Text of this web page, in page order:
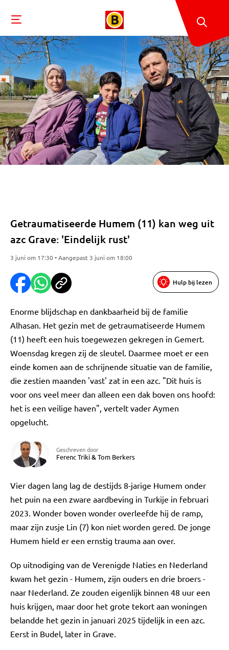
Getraumatiseerde Humem (11) kan weg uit
azc Grave: 'Eindelijk rust'
3 juni om 17:30 • Aangepast 3 juni om 18:00
Hulp bij lezen
Enorme blijdschap en dankbaarheid bij de familie
Alhasan. Het gezin met de getraumatiseerde Humem
(11) heeft een huis toegewezen gekregen in Gemert.
Woensdag kregen zij de sleutel. Daarmee moet er een
einde komen aan de schrijnende situatie van de familie,
die zestien maanden 'vast' zat in een azc. "Dit huis is
voor ons veel meer dan alleen een dak boven ons hoofd:
het is een veilige haven", vertelt vader Aymen
opgelucht.
Geschreven door
Ferenc Triki&Tom Berkers
Vier dagen lang lag de destijds 8-jarige Humem onder
het puin na een zware aardbeving in Turkije in februari
2023. Wonder boven wonder overleefde hij de ramp,
maar zijn zusje Lin (7) kon niet worden gered. De jonge
Humem hield er een ernstig trauma aan over.
Op uitnodiging van de Verenigde Naties en Nederland
kwam het gezin - Humem, zijn ouders en drie broers -
naar Nederland. Ze zouden eigenlijk binnen 48 uur een
huis krijgen, maar door het grote tekort aan woningen
belandde het gezin in januari 2025 tijdelijk in een azc.
Eerst in Budel, later in Grave.